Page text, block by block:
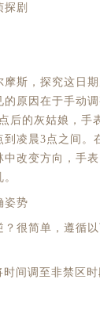
剧
斯，探究这日期
原因在于手动
后的灰姑娘，手
凌晨3点之间。
改变方向，手
势
很简单，遵循以
间调至非禁区时